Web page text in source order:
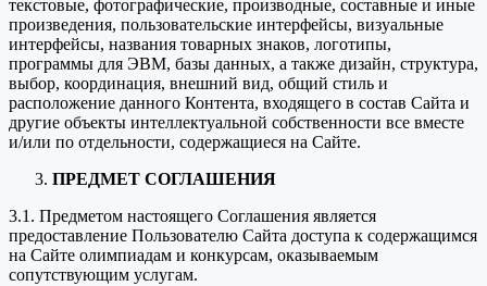
текстовые, фотографические, производные, составные и иные
произведения, пользовательские интерфейсы, визуальные
интерфейсы, названия товарных знаков, логотипы,
программы для ЭВМ, базы данных, а также дизайн, структура,
выбор, координация, внешний вид, общий стиль и
расположение данного Контента, входящего в состав Сайта и
другие объекты интеллектуальной собственности все вместе
и/или по отдельности, содержащиеся на Сайте.
ПРЕДМЕТ СОГЛАШЕНИЯ
3.1. Предметом настоящего Соглашения является
предоставление Пользователю Сайта доступа к содержащимся
на Сайте олимпиадам и конкурсам, оказываемым
сопутствующим услугам.